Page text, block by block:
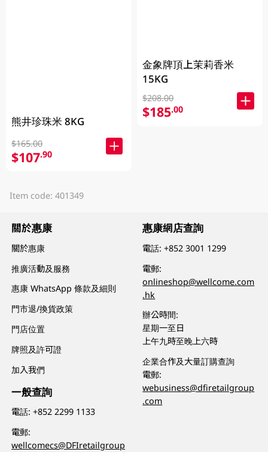
熊井珍珠米 8KG
$165.00
$107.90
金象牌頂上茉莉香米
15KG
$208.00
$185.00
Item code: 401349
關於惠康
關於惠康
推廣活動及服務
惠康 WhatsApp 條款及細則
門市退/換貨政策
門店位置
牌照及許可證
加入我們
一般查詢
電話:+852 2299 1133
電郵:
wellcomecs@DFIretailgroup
惠康網店查詢
電話:+852 3001 1299
電郵:
onlineshop@wellcome.com
.hk
辦公時間:
星期一至日
上午九時至晚上六時
企業合作及大量訂購查詢
電郵:
webusiness@dfiretailgroup
.com